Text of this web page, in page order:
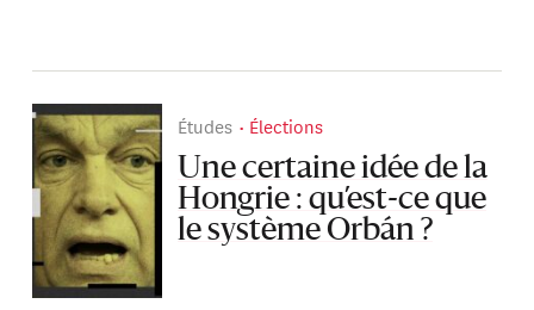
Études Élections
Une certaine idée de la
Hongrie : qu’est-ce que
le système Orbán ?